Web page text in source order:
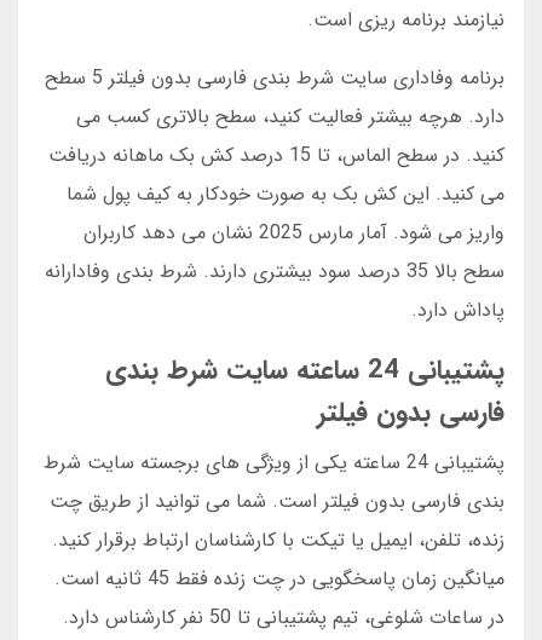
نیازمند برنامه ریزی است.
برنامه وفاداری سایت شرط بندی فارسی بدون فیلتر 5 سطح
دارد. هرچه بیشتر فعالیت کنید، سطح بالاتری کسب می
کنید. در سطح الماس، تا 15 درصد کش بک ماهانه دریافت
می کنید. این کش بک به صورت خودکار به کیف پول شما
واریز می شود. آمار مارس 2025 نشان می دهد کاربران
سطح بالا 35 درصد سود بیشتری دارند. شرط بندی وفادارانه
پاداش دارد.
پشتیبانی 24 ساعته سایت شرط بندی
فارسی بدون فیلتر
پشتیبانی 24 ساعته یکی از ویژگی های برجسته سایت شرط
بندی فارسی بدون فیلتر است. شما می توانید از طریق چت
زنده، تلفن، ایمیل یا تیکت با کارشناسان ارتباط برقرار کنید.
میانگین زمان پاسخگویی در چت زنده فقط 45 ثانیه است.
در ساعات شلوغی، تیم پشتیبانی تا 50 نفر کارشناس دارد.